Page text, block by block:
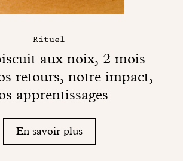
Rituel
aux noix, 2 mois
retours, notre impact,
apprentissages
En savoir plus